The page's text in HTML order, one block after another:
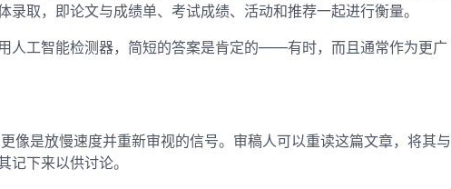
取，即论文与成绩单、考试成绩、活动和推荐一起进行衡量。
人工智能检测器，简短的答案是肯定的——有时，而且通常作为更广
像是放慢速度并重新审视的信号。审稿人可以重读这篇文章，将其与
下来以供讨论。